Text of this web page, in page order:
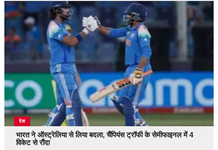
देश
भारत ने ऑस्ट्रेलिया से लिया बदला, चैंपियंस ट्रॉफी के सेमीफाइनल में 4
विकेट से रौंदा